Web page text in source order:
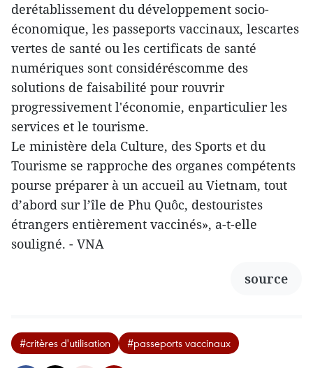
derétablissement du développement socio-
économique, les passeports vaccinaux, lescartes
vertes de santé ou les certificats de santé
numériques sont considéréscomme des
solutions de faisabilité pour rouvrir
progressivement l'économie, enparticulier les
services et le tourisme.
Le ministère dela Culture, des Sports et du
Tourisme se rapproche des organes compétents
pourse préparer à un accueil au Vietnam, tout
d’abord sur l’île de Phu Quôc, destouristes
étrangers entièrement vaccinés», a-t-elle
souligné. - VNA
source
#critères d'utilisation #passeports vaccinaux